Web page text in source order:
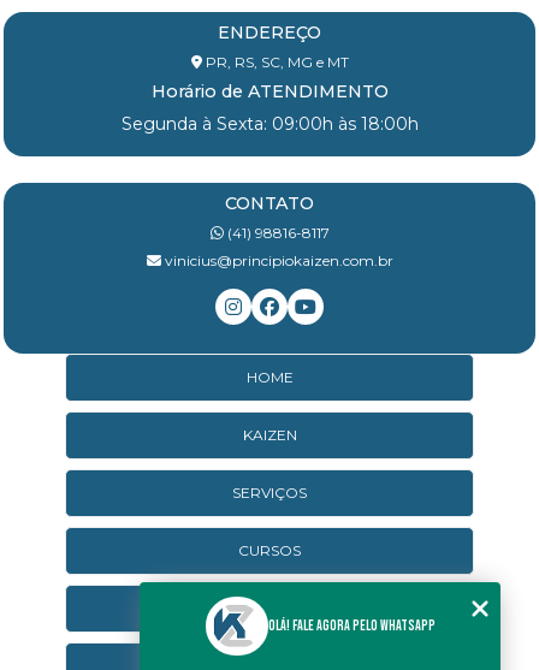
ENDEREÇO
PR, RS, SC, MG e MT
Horário de ATENDIMENTO
Segunda à Sexta: 09:00h às 18:00h
CONTATO
(41) 98816-8117
vinicius@principiokaizen.com.br
HOME
KAIZEN
SERVIÇOS
CURSOS
CURSOS ONLINE
Olá! Fale agora pelo WhatsApp